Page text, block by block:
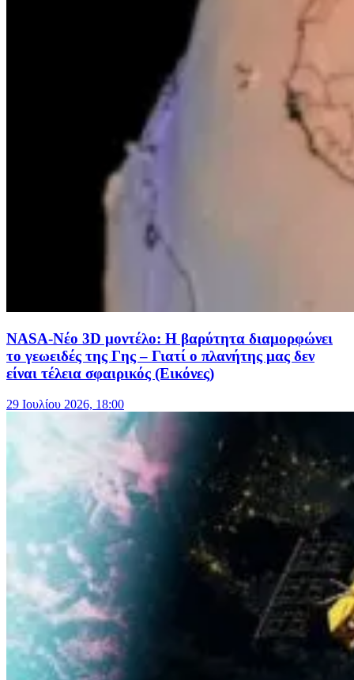
NASA-Νέο 3D μοντέλο: Η βαρύτητα διαμορφώνει
το γεωειδές της Γης – Γιατί ο πλανήτης μας δεν
είναι τέλεια σφαιρικός (Εικόνες)
29 Ιουλίου 2026, 18:00